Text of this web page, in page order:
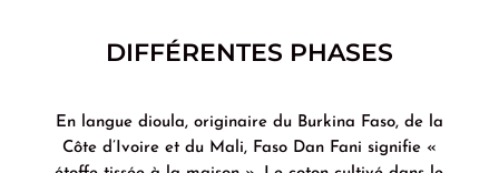
DIFFÉRENTES PHASES
En langue dioula, originaire du Burkina Faso, de la
Côte d’Ivoire et du Mali, Faso Dan Fani signifie «